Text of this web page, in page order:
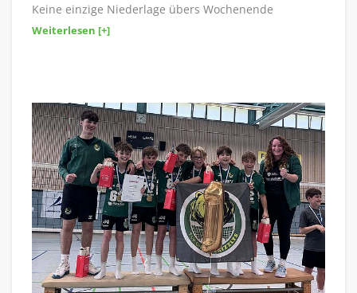
Keine einzige Niederlage übers Wochenende
Weiterlesen [+]